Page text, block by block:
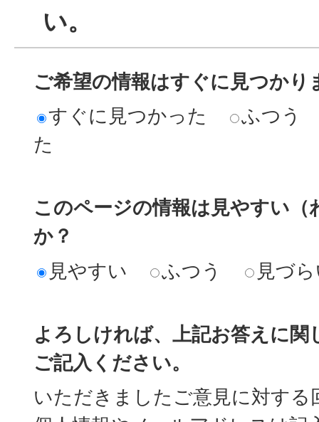
い。
ご希望の情報はすぐに見つかり
すぐに見つかった
ふつう
た
このページの情報は見やすい
か？
見やすい
ふつう 見づ
よろしければ、上記お答えに関
ご記入ください。
いただきましたご意見に対する